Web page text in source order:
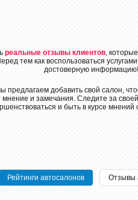
реальные отзывы клиентов,
тем как воспользоваться
достоверную информацию!
предлагаем добавить свой салон,
мнение и замечания. Следите за
и быть в курсе
Рейтинги автосалонов Отзывы